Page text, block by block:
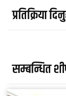
प्रतिक्रिया
सम्बन्धित